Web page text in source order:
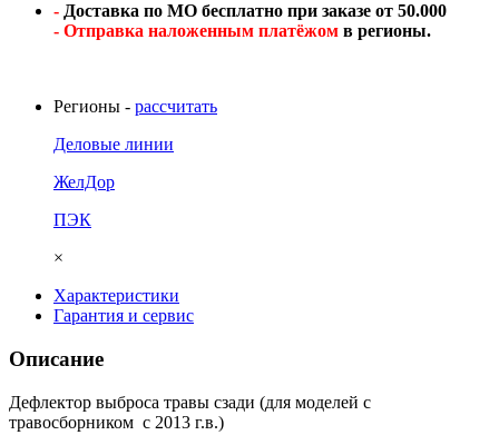
- Доставка по МО бесплатно при заказе от 50.000
- Отправка наложенным платёжом в регионы.
Регионы - рассчитать
Деловые линии
ЖелДор
ПЭК
×
Характеристики
Гарантия и сервис
Описание
Дефлектор выброса травы сзади (для моделей с
травосборником c 2013 г.в.)